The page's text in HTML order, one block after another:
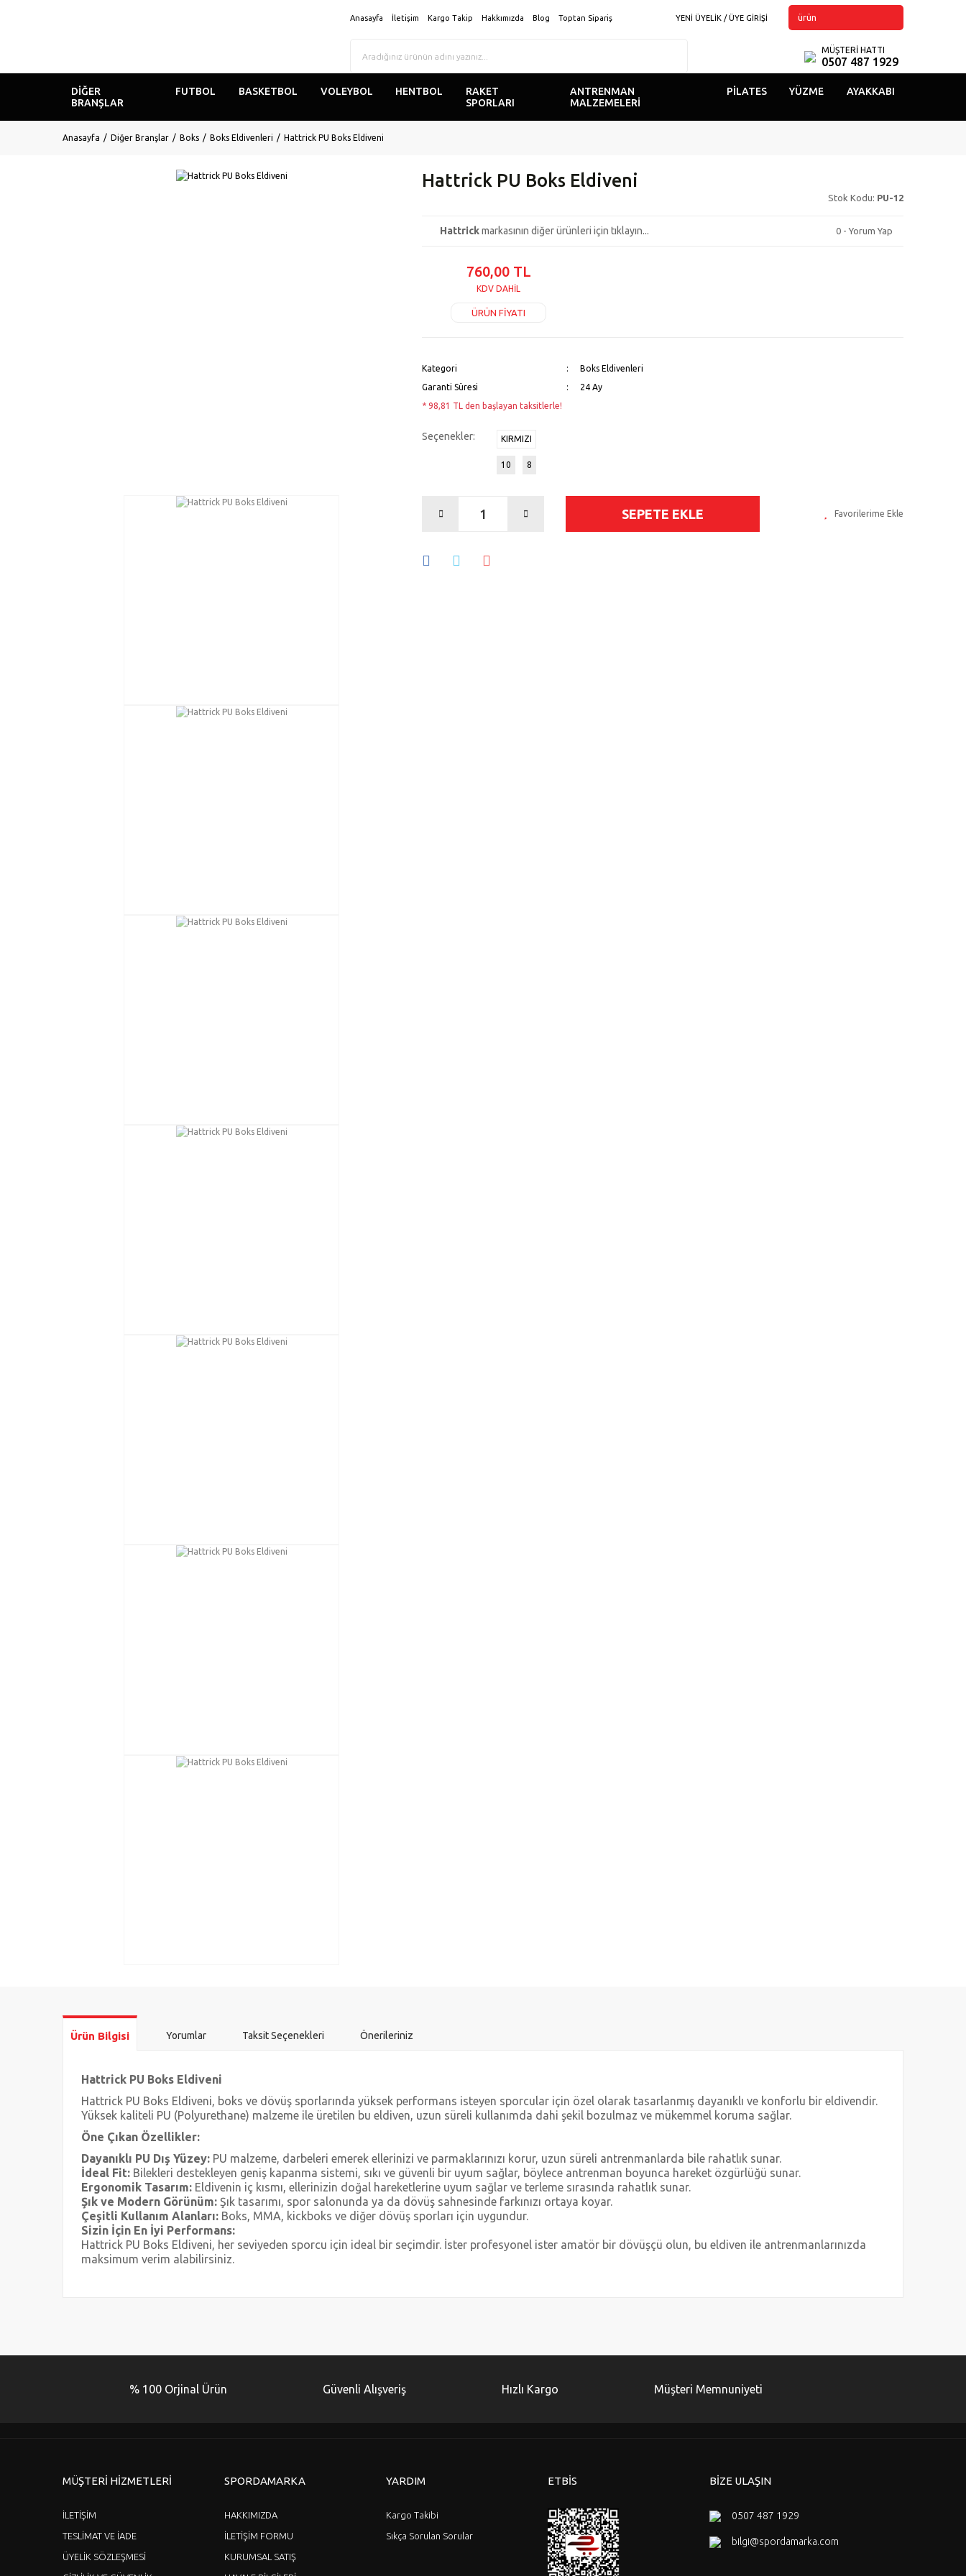
Anasayfa İletişim Kargo Takip Hakkımızda Blog Toptan Sipariş YENİ ÜYELİK / ÜYE GİRİŞİ ürün
MÜŞTERİ HATTI
0507 487 1929
DIĞER
BRANŞLAR
FUTBOL BASKETBOL VOLEYBOL HENTBOL
RAKET
SPORLARI
ANTRENMAN
MALZEMELERİ
PILATES YÜZME AYAKKABI
Anasayfa Diğer Branşlar Boks Boks Eldivenleri Hattrick PU Boks Eldiveni
Hattrick PU Boks Eldiveni
Stok Kodu: PU-12
Hattrickmarkasının diğer ürünleri için tıklayın... 0 - Yorum Yap
760,00 TL
KDV DAHİL
ÜRÜN FİYATI
Kategori
Boks Eldivenleri
Garanti Süresi
24 Ay
* 98,81 TL den başlayan taksitlerle!
Seçenekler: KIRMIZI
10 8
SEPETE EKLE
Ürün Bilgisi Yorumlar Taksit Seçenekleri Önerileriniz
Hattrick PU Boks Eldiveni
Hattrick PU Boks Eldiveni, boks ve dövüş sporlarında yüksek performans isteyen sporcular için özel olarak tasarlanmış dayanıklı ve konforlu bir eldivendir.
Yüksek kaliteli PU (Polyurethane) malzeme ile üretilen bu eldiven, uzun süreli kullanımda dahi şekil bozulmaz ve mükemmel koruma sağlar.
Öne Çıkan Özellikler:
Dayanıklı PU Dış Yüzey: PU malzeme, darbeleri emerek ellerinizi ve parmaklarınızı korur, uzun süreli antrenmanlarda bile rahatlık sunar.
İdeal Fit: Bilekleri destekleyen geniş kapanma sistemi, sıkı ve güvenli bir uyum sağlar, böylece antrenman boyunca hareket özgürlüğü sunar.
Ergonomik Tasarım: Eldivenin iç kısmı, ellerinizin doğal hareketlerine uyum sağlar ve terleme sırasında rahatlık sunar.
Şık ve Modern Görünüm: Şık tasarımı, spor salonunda ya da dövüş sahnesinde farkınızı ortaya koyar.
Çeşitli Kullanım Alanları: Boks, MMA, kickboks ve diğer dövüş sporları için uygundur.
Sizin İçin En İyi Performans:
Hattrick PU Boks Eldiveni, her seviyeden sporcu için ideal bir seçimdir. İster profesyonel ister amatör bir dövüşçü olun, bu eldiven ile antrenmanlarınızda
maksimum verim alabilirsiniz.
Ürün resmi kalitesiz, bozuk veya görüntülenemiyor.
Ürün bilgilerinde hatalar bulunuyor.
Gönder
% 100 Orjinal Ürün Güvenli Alışveriş Hızlı Kargo Müşteri Memnuniyeti
MÜŞTERİ HİZMETLERİ
İLETİŞİM
TESLİMAT VE İADE
ÜYELİK SÖZLEŞMESİ
SPORDAMARKA
HAKKIMIZDA
İLETİŞİM FORMU
KURUMSAL SATIŞ
YARDIM
Kargo Takibi
Sıkça Sorulan Sorular
ETBİS BİZE ULAŞIN
0507 487 1929
bilgi@spordamarka.com